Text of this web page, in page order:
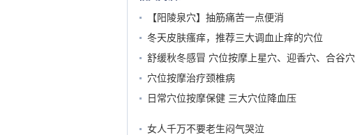
【阳陵泉穴】抽筋痛苦一点便消
冬天皮肤瘙痒，推荐三大调血止痒的穴位
舒缓秋冬感冒 穴位按摩上星穴、迎香穴、合谷穴
穴位按摩治疗颈椎病
日常穴位按摩保健 三大穴位降血压
女人千万不要老生闷气哭泣